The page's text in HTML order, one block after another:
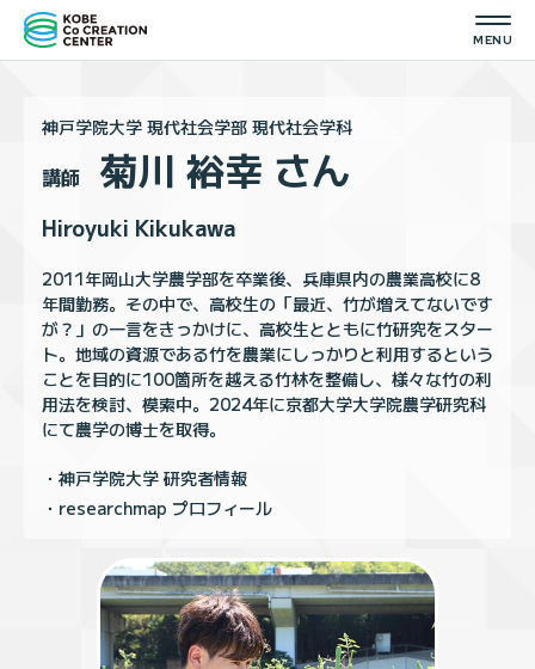
神戸学院大学 現代社会学部 現代社会学科
講師 菊川 裕幸 さん
Hiroyuki Kikukawa
2011年岡山大学農学部を卒業後、兵庫県内の農業高校に8
年間勤務。その中で、高校生の「最近、竹が増えてないです
が？」の一言をきっかけに、高校生とともに竹研究をスター
ト。地域の資源である竹を農業にしっかりと利用するという
ことを目的に100箇所を越える竹林を整備し、様々な竹の利
用法を検討、模索中。2024年に京都大学大学院農学研究科
にて農学の博士を取得。
神戸学院大学 研究者情報
researchmap プロフィール